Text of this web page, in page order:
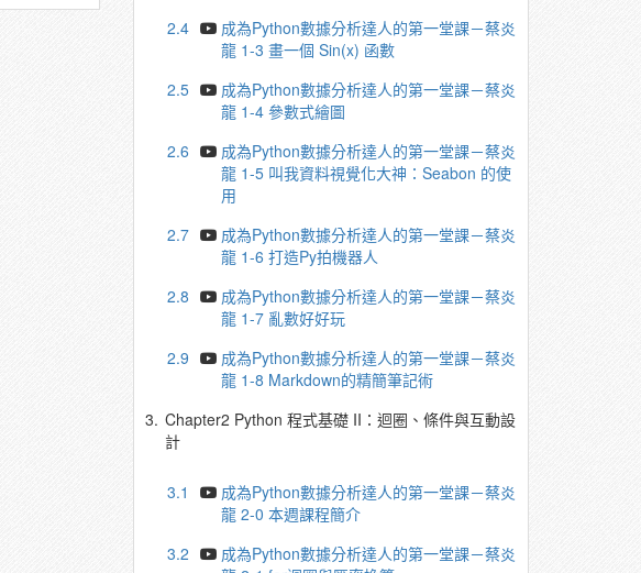
2.4
成為Python數據分析達人的第一堂課－蔡炎
龍 1-3 畫一個 Sin(x) 函數
2.5
成為Python數據分析達人的第一堂課－蔡炎
龍 1-4 參數式繪圖
2.6
成為Python數據分析達人的第一堂課－蔡炎
龍 1-5 叫我資料視覺化大神：Seabon 的使
用
2.7
成為Python數據分析達人的第一堂課－蔡炎
龍 1-6 打造Py拍機器人
2.8
成為Python數據分析達人的第一堂課－蔡炎
龍 1-7 亂數好好玩
2.9
成為Python數據分析達人的第一堂課－蔡炎
龍 1-8 Markdown的精簡筆記術
3. Chapter2 Python 程式基礎 II：迴圈、條件與互動設
計
3.1
成為Python數據分析達人的第一堂課－蔡炎
龍 2-0 本週課程簡介
3.2
成為Python數據分析達人的第一堂課－蔡炎